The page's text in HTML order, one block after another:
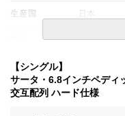
生産国 日本
・価格はマ
発生する場
場合があり
【シングル】
サータ・6.8インチペディ
交互配列 ハード仕様